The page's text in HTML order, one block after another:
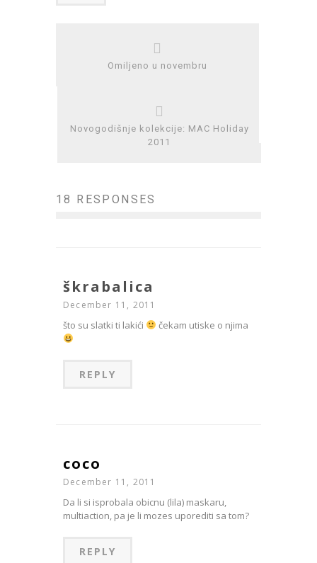
Omiljeno u novembru
Novogodišnje kolekcije: MAC Holiday
2011
18 RESPONSES
škrabalica
December 11, 2011
što su slatki ti lakići čekam utiske o njima
REPLY
coco
December 11, 2011
Da li si isprobala obicnu (lila) maskaru,
multiaction, pa je li mozes uporediti sa tom?
REPLY